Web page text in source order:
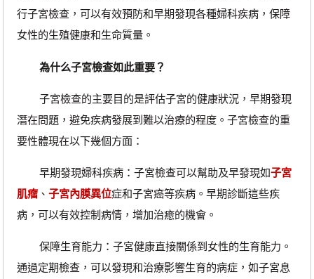
行子宮檢查，可以有效預防和早期發現各種婦科疾病，保障
女性的生殖健康和生命質量。
為什么子宮檢查如此重要？
子宮檢查的主要目的是評估子宮的健康狀況，早期發現
潛在問題，避免疾病發展到難以治療的程度。子宮檢查的重
要性體現在以下幾個方面：
早期發現婦科疾病：子宮檢查可以幫助及早發現如子宮
肌瘤、 子宮內膜異位症和子宮癌等疾病。早期診斷這些疾
病，可以有效控制病情，增加治癒的機會。
保障生育能力：子宮健康直接關係到女性的生育能力。
通過定期檢查，可以發現和治療影響生育的病症，如子宮息